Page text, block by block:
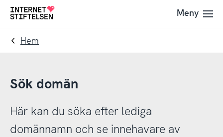
Till
navigering
Till
innehåll
Till
Meny
Hem
Sök domän
Här kan du söka efter lediga
domännamn och se innehavare av